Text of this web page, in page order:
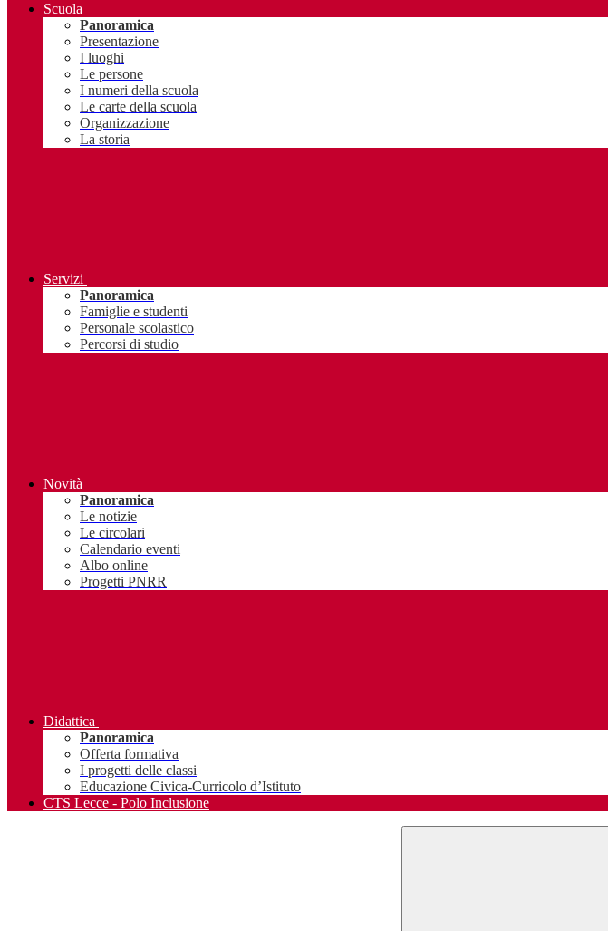
Scuola
Panoramica
Presentazione
I luoghi
Le persone
I numeri della scuola
Le carte della scuola
Organizzazione
La storia
Servizi
Panoramica
Famiglie e studenti
Personale scolastico
Percorsi di studio
Novità
Panoramica
Le notizie
Le circolari
Calendario eventi
Albo online
Progetti PNRR
Didattica
Panoramica
Offerta formativa
I progetti delle classi
Educazione Civica-Curricolo d’Istituto
CTS Lecce - Polo Inclusione